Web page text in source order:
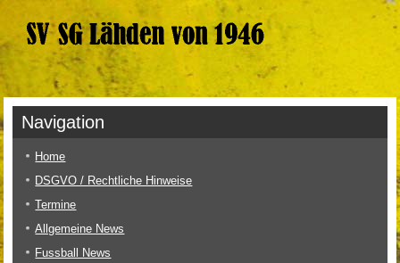
Navigation
Home
DSGVO / Rechtliche Hinweise
Termine
Allgemeine News
Fussball News